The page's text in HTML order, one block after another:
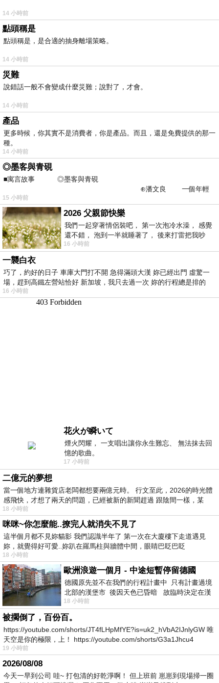
14 小時前
點頭稱是
點頭稱是，是合適的抽身離場策略。
14 小時前
災難
說錯話一般不會變成什麼災難；說對了，才會。
14 小時前
產品
更多時候，你其實不是消費者，你是產品。而且，還是免費提供的那一
種。
14 小時前
◎墨客與青硯
■寓言故事 ◎墨客與青硯
⊕潘文良 一個年輕
的墨客，在京城的古玩肆裡
15 小時前
2026 父親節快樂
我們一起穿著情侶裝吧， 第一次泡冷水澡， 感覺
還不錯， 泡到一半就睡著了， 後來打雷把我吵
醒， 手
16 小時前
一襲白衣
巧了，約好的日子 車庫大門打不開 急得滿頭大漢 妳已經出門 虛驚一
場，趕到高鐵左營站恰好 新加坡，我只去過一次 妳的行程總是排的
16 小時前
花火が瞬いて
煙火閃耀， 一支唱出讓你永生難忘、 無法抹去回
憶的歌曲。
17 小時前
二億元的夢想
當一個地方連雜貨店老闆都想要兩億元時。 行文至此，2026的時光體
感飛快，才想了兩天的問題，已經被新的新聞趕過 跟陰間一樣，某
18 小時前
咪咪~你怎麼能..撩完人就消失不見了
這半個月都不見妳貓影 我們認識半年了 第一次在大廈樓下走道遇見
妳，就覺得好可愛..妳趴在羅馬柱與牆體中間，眼睛巴眨巴眨
18 小時前
歐洲浪遊一個月 - 中途短暫停留德國
德國原先並不在我們的行程計畫中 只有計畫過境
北部的漢堡市 後因天色已昏暗 故臨時決定在漢
堡市吃晚餐和過夜
18 小時前
被擱倒了，百份百。
https://youtube.com/shorts/JT4fLHpMfYE?is=uk2_hVbA2IJnlyGW 唯
天空是你的極限，上！ https://youtube.com/shorts/G3a1Jhcu4
19 小時前
2026/08/08
今天一早到公司 哇~ 打包清的好乾淨啊！ 但上班前 崽崽到現場掃一圈